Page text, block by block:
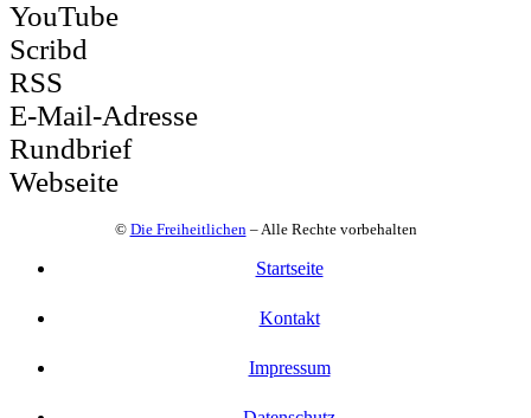
YouTube
Scribd
RSS
E-Mail-Adresse
Rundbrief
Webseite
© Die Freiheitlichen– Alle Rechte vorbehalten
Startseite
Kontakt
Impressum